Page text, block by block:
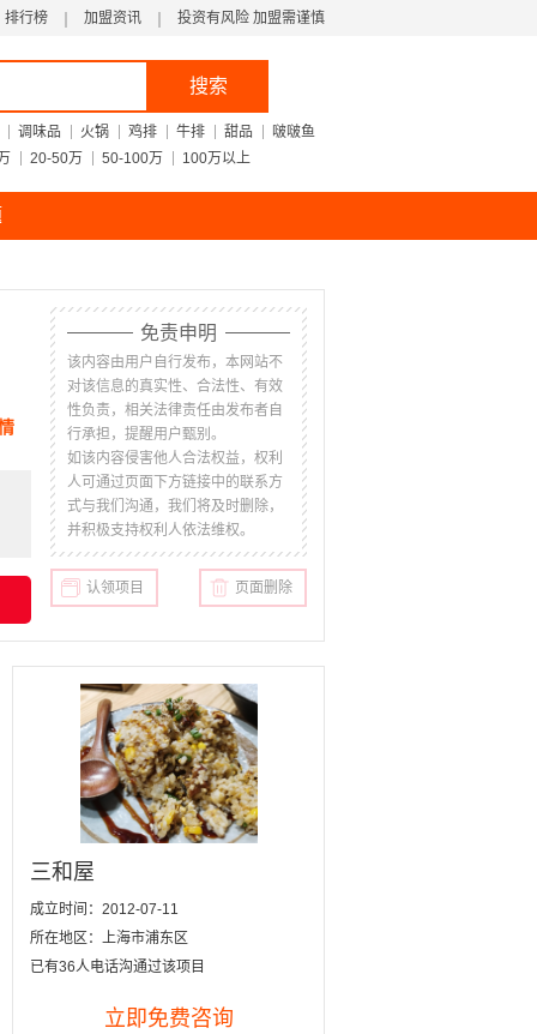
投资有风险 加盟需谨慎
加盟资讯
排行榜
搜索
调味品 火锅 鸡排 牛排 甜品
啵啵鱼
20-50万 50-100万 100万以上
免责申明
该内容由用户自行发布，本网站不
对该信息的真实性、合法性、有效
性负责，相关法律责任由发布者自
行承担，提醒用户甄别。
如该内容侵害他人合法权益，权利
人可通过页面下方链接中的联系方
式与我们沟通，我们将及时删除，
并积极支持权利人依法维权。
认领项目 页面删除
三和屋
成立时间：2012-07-11
所在地区：上海市浦东区
已有36人电话沟通过该项目
立即免费咨询